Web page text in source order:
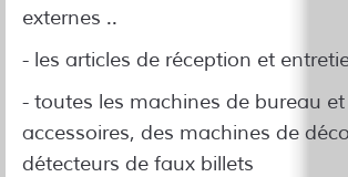
externes ..
- les articles de réception et
- toutes les machines de bureau et
accessoires, des machines de
détecteurs de faux billets